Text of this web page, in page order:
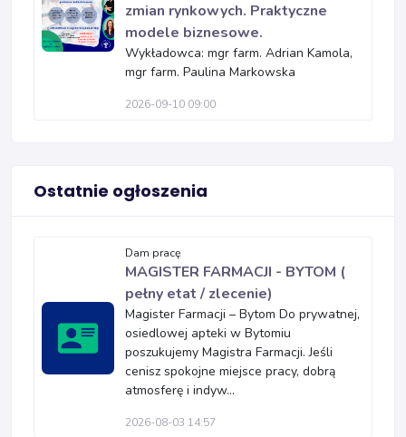
zmian rynkowych. Praktyczne
modele biznesowe.
Wykładowca: mgr farm. Adrian Kamola,
mgr farm. Paulina Markowska
2026-09-10 09:00
Ostatnie ogłoszenia
Dam pracę
MAGISTER FARMACJI - BYTOM (
pełny etat / zlecenie)
Magister Farmacji – Bytom Do prywatnej,
osiedlowej apteki w Bytomiu
poszukujemy Magistra Farmacji. Jeśli
cenisz spokojne miejsce pracy, dobrą
atmosferę i indyw...
2026-08-03 14:57